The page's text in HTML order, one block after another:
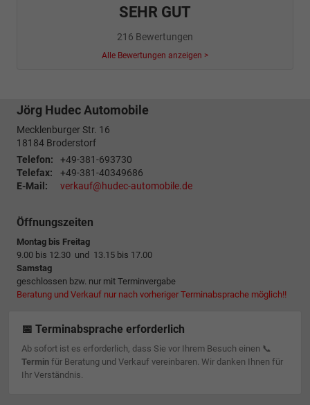
SEHR GUT
216 Bewertungen
Alle Bewertungen anzeigen >
Jörg Hudec Automobile
Mecklenburger Str. 16
18184 Broderstorf
Telefon:
+49-381-693730
Telefax:
+49-381-40349686
E-Mail:
verkauf@hudec-automobile.de
Öffnungszeiten
Montag bis Freitag
9.00 bis 12.30 und 13.15 bis 17.00
Samstag
geschlossen bzw. nur mit Terminvergabe
Beratung und Verkauf nur nach vorheriger Terminabsprache möglich!!
📅 Terminabsprache erforderlich
Ab sofort ist es erforderlich, dass Sie vor Ihrem Besuch einen 📞
Terminfür Beratung und Verkauf vereinbaren. Wir danken Ihnen für
Ihr Verständnis.